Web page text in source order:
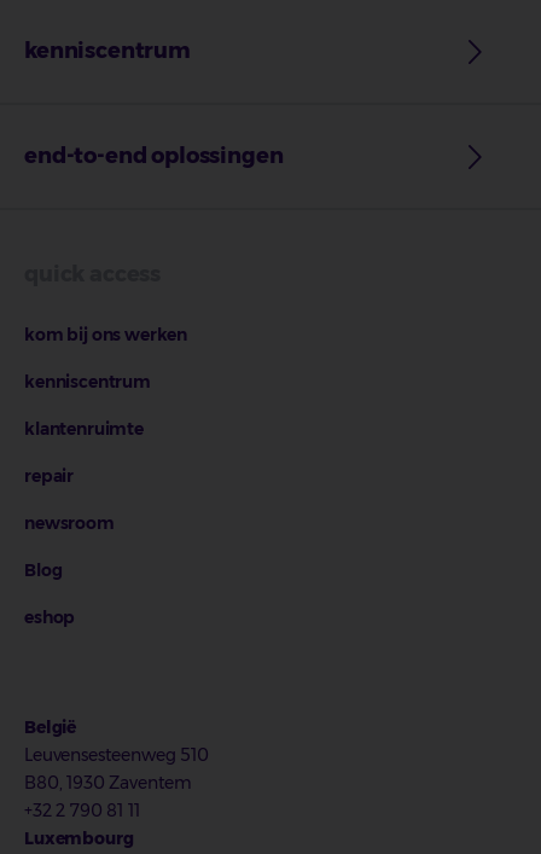
kenniscentrum
end-to-end oplossingen
kom bij ons werken
kenniscentrum
klantenruimte
repair
newsroom
Blog
eshop
België
Leuvensesteenweg 510
B80, 1930 Zaventem
+32 2 790 81 11
Luxembourg